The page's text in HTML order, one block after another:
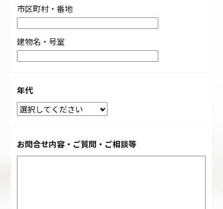
市区町村・番地
建物名・号室
年代
お問合せ内容・ご質問・ご相談等